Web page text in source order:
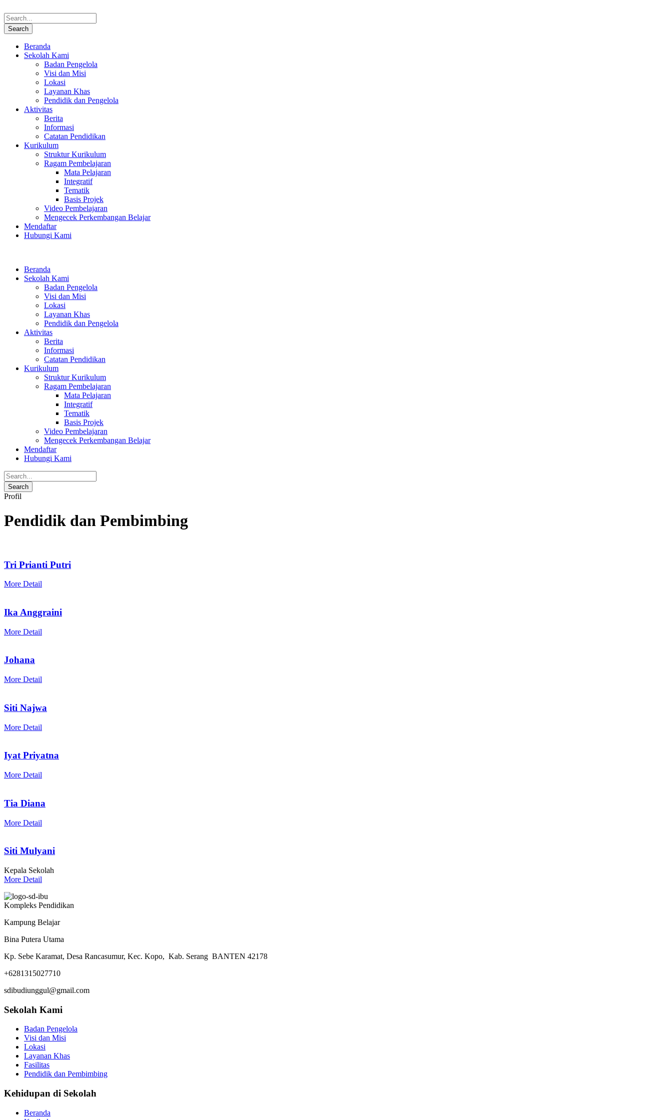
Beranda
Sekolah Kami
Badan Pengelola
Visi dan Misi
Lokasi
Layanan Khas
Pendidik dan Pengelola
Aktivitas
Berita
Informasi
Catatan Pendidikan
Kurikulum
Struktur Kurikulum
Ragam Pembelajaran
Mata Pelajaran
Integratif
Tematik
Basis Projek
Video Pembelajaran
Mengecek Perkembangan Belajar
Mendaftar
Hubungi Kami
Beranda
Sekolah Kami
Badan Pengelola
Visi dan Misi
Lokasi
Layanan Khas
Pendidik dan Pengelola
Aktivitas
Berita
Informasi
Catatan Pendidikan
Kurikulum
Struktur Kurikulum
Ragam Pembelajaran
Mata Pelajaran
Integratif
Tematik
Basis Projek
Video Pembelajaran
Mengecek Perkembangan Belajar
Mendaftar
Hubungi Kami
Profil
Pendidik dan Pembimbing
Tri Prianti Putri
More Detail
Ika Anggraini
More Detail
Johana
More Detail
Siti Najwa
More Detail
Iyat Priyatna
More Detail
Tia Diana
More Detail
Siti Mulyani
Kepala Sekolah
More Detail
Kompleks Pendidikan
Kampung Belajar
Bina Putera Utama
Kp. Sebe Karamat, Desa Rancasumur, Kec. Kopo, Kab. Serang BANTEN 42178
+6281315027710
sdibudiunggul@gmail.com
Sekolah Kami
Badan Pengelola
Visi dan Misi
Lokasi
Layanan Khas
Fasilitas
Pendidik dan Pembimbing
Kehidupan di Sekolah
Beranda